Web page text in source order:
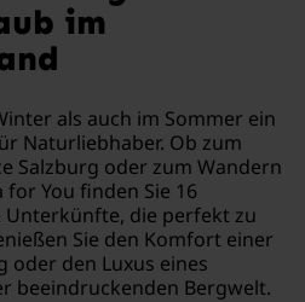
im
als auch im Sommer ein
Naturliebhaber. Ob zum
Salzburg oder zum Wandern
You finden Sie 16
die perfekt zu
Sie den Komfort einer
oder den Luxus eines
beeindruckenden Bergwelt.